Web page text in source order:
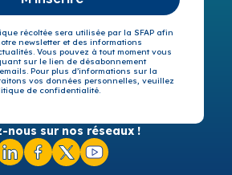
récoltée sera utilisée par la SFAP afin
newsletter et des informations
Vous pouvez à tout moment vous
sur le lien de désabonnement
Pour plus d’informations sur la
vos données personnelles, veuillez
de confidentialité.
nous sur nos réseaux !